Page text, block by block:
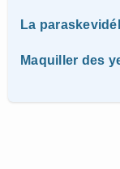
La
Maquiller des